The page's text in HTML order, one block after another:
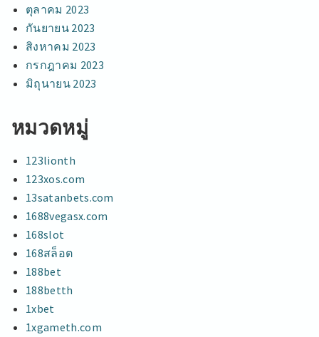
ตุลาคม 2023
กันยายน 2023
สิงหาคม 2023
กรกฎาคม 2023
มิถุนายน 2023
หมวดหมู่
123lionth
123xos.com
13satanbets.com
1688vegasx.com
168slot
168สล็อต
188bet
188betth
1xbet
1xgameth.com